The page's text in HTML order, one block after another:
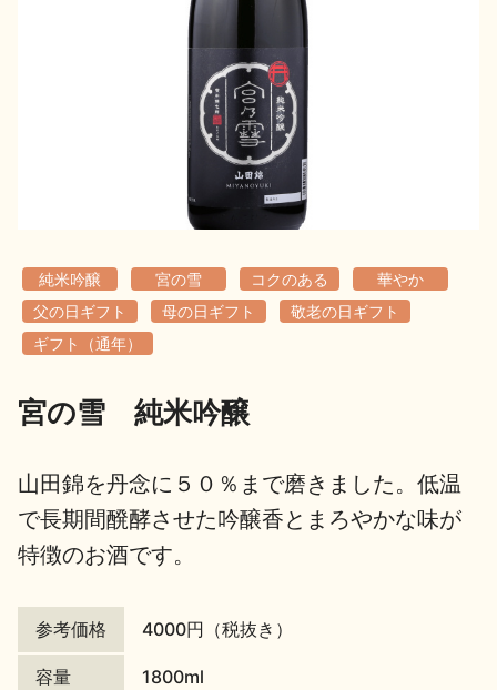
地酒解体新書
お楽しみコンテンツ
歳時記
純米吟醸 宮の雪 コクのある
華やか
父の日ギフト
母の日ギフト
敬老の日ギフト
ギフト（通年）
宮の雪 純米吟醸
山田錦を丹念に５０％まで磨きました。低温
で長期間醗酵させた吟醸香とまろやかな味が
特徴のお酒です。
参考価格 4000円（税抜き）
容量 1800ml